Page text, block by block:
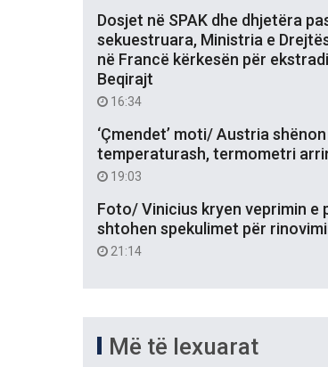
Dosjet në SPAK dhe dhjetëra
sekuestruara, Ministria e
në Francë kërkesën për
Beqirajt
16:34
‘Çmendet’ moti/ Austria
temperaturash, termometri
19:03
Foto/ Vinicius kryen veprimin e
shtohen spekulimet për
21:14
Më të lexuarat